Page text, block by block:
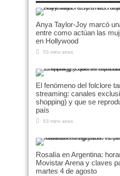
Anya Taylor-Joy marcó
entre como actúan las
en Hollywood
53 mins atras
El fenómeno del folclore
streaming: canales
shopping) y que se
país
53 mins atras
Rosalía en Argentina:
Movistar Arena y claves
martes 4 de agosto